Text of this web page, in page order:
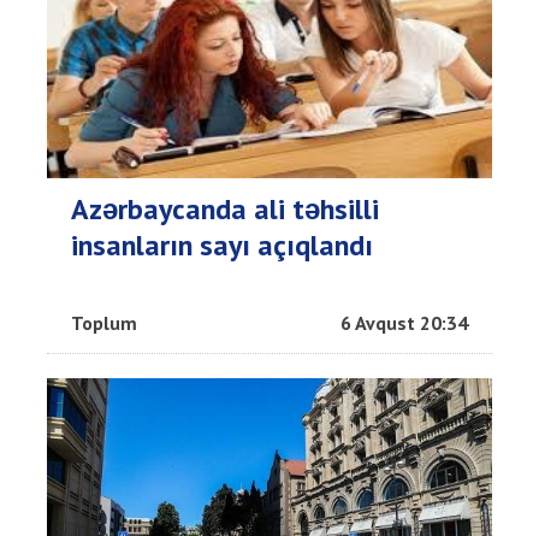
Azərbaycanda ali təhsilli
insanların sayı açıqlandı
Toplum 6 Avqust 20:34